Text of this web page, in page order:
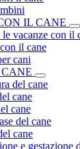
IL CANE
le vacanze con il
il cane
cani
del cane
cane
cane
del cane
cane
e gestazione